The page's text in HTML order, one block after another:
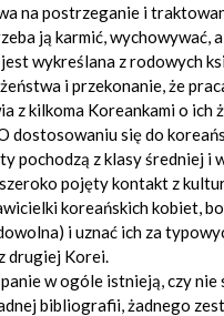
na postrzeganie i
ją karmić, wychowywać,
wykreślana z rodowych
i przekonanie, że
z kilkoma Koreankami o ich
dostosowaniu się do
pochodzą z klasy średniej i
pojęty kontakt z
koreańskich kobiet,
i uznać ich za
drugiej Korei.
w ogóle istnieją, czy
bibliografii, żadnego